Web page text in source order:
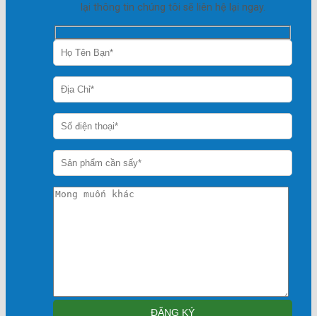
lại thông tin chúng tôi sẽ liên hệ lại ngay.